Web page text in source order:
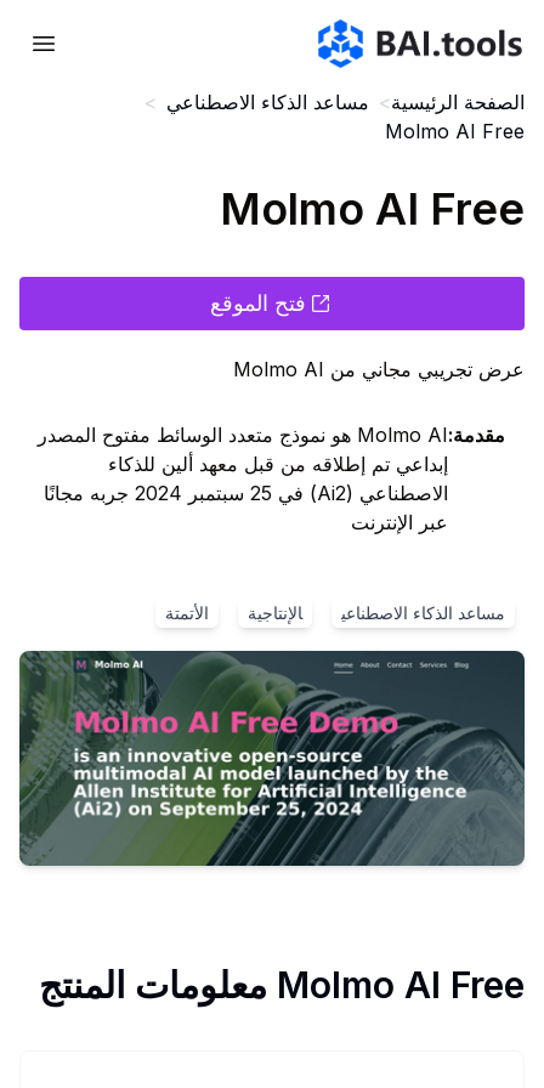
Bai.tools
الصفحة الرئيسية> مساعد الذكاء الاصطناعي >
Molmo AI Free
Molmo AI Free
فتح الموقع
عرض تجريبي مجاني من Molmo AI
مقدمة:
Molmo AI هو نموذج متعدد الوسائط مفتوح المصدر
إبداعي تم إطلاقه من قبل معهد ألين للذكاء
الاصطناعي (Ai2) في 25 سبتمبر 2024 جربه مجانًا
عبر الإنترنت
مساعد الذكاء الاصطناعي الإنتاجية الأتمتة
Molmo AI Free معلومات المنتج